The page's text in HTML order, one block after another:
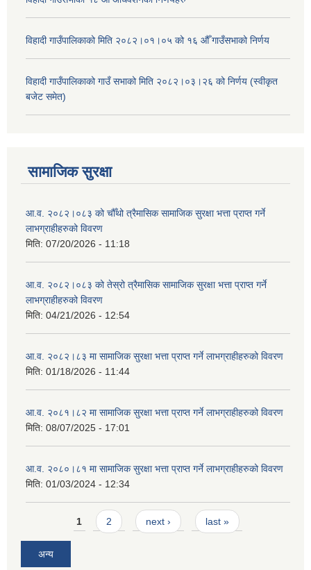
विहादी गाउँपालिकाको मिति २०८२।०१।०५ को १६ औँ गाउँसभाको निर्णय
विहादी गाउँपालिकाको गाउँ सभाको मिति २०८२।०३।२६ को निर्णय (स्वीकृत
बजेट समेत)
सामाजिक सुरक्षा
आ.व. २०८२।०८३ को चौँथो त्रैमासिक सामाजिक सुरक्षा भत्ता प्राप्त गर्ने
लाभग्राहीहरुको विवरण
मिति: 07/20/2026 - 11:18
आ.व. २०८२।०८३ को तेस्रो त्रैमासिक सामाजिक सुरक्षा भत्ता प्राप्त गर्ने
लाभग्राहीहरुको विवरण
मिति: 04/21/2026 - 12:54
आ.व. २०८२।८३ मा सामाजिक सुरक्षा भत्ता प्राप्त गर्ने लाभग्राहीहरुको विवरण
मिति: 01/18/2026 - 11:44
आ.व. २०८१।८२ मा सामाजिक सुरक्षा भत्ता प्राप्त गर्ने लाभग्राहीहरुको विवरण
मिति: 08/07/2025 - 17:01
आ.व. २०८०।८१ मा सामाजिक सुरक्षा भत्ता प्राप्त गर्ने लाभग्राहीहरुको विवरण
मिति: 01/03/2024 - 12:34
Pages1 2 next › last »
अन्य